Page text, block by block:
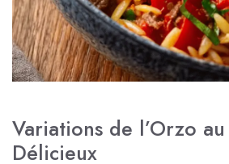
Variations de l’Orzo
Délicieux